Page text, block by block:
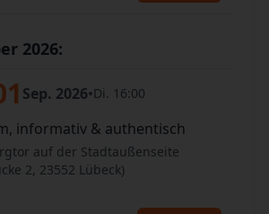
2026:
Sep. 2026•Di. 16:00
informativ & authentisch
auf der Stadtaußenseite
2, 23552 Lübeck)